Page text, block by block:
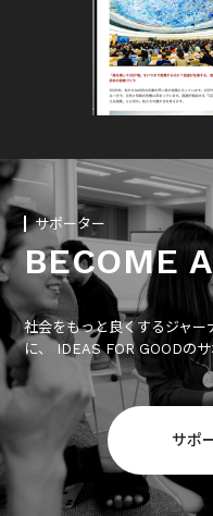
サポーター
BECOME
社会をもっと良くするジャ
に、 IDEAS FOR GOODの
サポ